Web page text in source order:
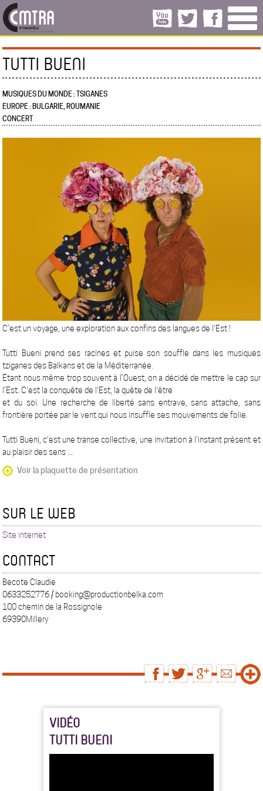
TUTTI BUENI
MUSIQUES DU MONDE : TSIGANES
EUROPE : BULGARIE, ROUMANIE
CONCERT
C’est un voyage, une exploration aux confins des langues de l'Est !
Tutti Bueni prend ses racines et puise son souffle dans les musiques
tziganes des Balkans et de la Méditerranée.
Étant nous même trop souvent à l’Ouest, on a décidé de mettre le cap sur
l’Est. C'est la conquête de l'Est, la quête de l'être
et du soi. Une recherche de liberté sans entrave, sans attache, sans
frontière portée par le vent qui nous insuffle ses mouvements de folie.
Tutti Bueni, c'est une transe collective, une invitation à l'instant présent et
au plaisir des sens ...
Voir la plaquette de présentation
SUR LE WEB
Site internet
CONTACT
Becote Claudie
0633252776 / booking@productionbelka.com
100 chemin de la Rossignole
69390Millery
VIDÉO
TUTTI BUENI